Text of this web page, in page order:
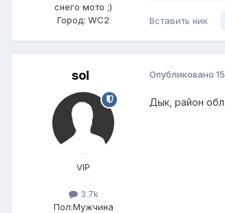
снего мото ;)
Город: WC2 Вставить ник
sol
VIP
3.7k
Пол:Мужчина
Опубликовано
Дык, район